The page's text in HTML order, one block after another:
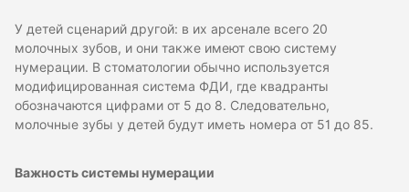
У детей сценарий другой: в их арсенале всего 20
молочных зубов, и они также имеют свою систему
нумерации. В стоматологии обычно используется
модифицированная система ФДИ, где квадранты
обозначаются цифрами от 5 до 8. Следовательно,
молочные зубы у детей будут иметь номера от 51 до 85.
Важность системы нумерации